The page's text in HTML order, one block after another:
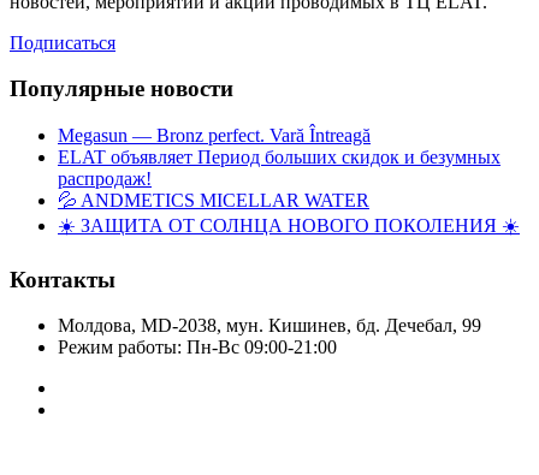
Подписаться
Популярные новости
Megasun — Bronz perfect. Vară Întreagă
ELAT объявляет Период больших скидок и безумных
распродаж!
💦 ANDMETICS MICELLAR WATER
☀️ ЗАЩИТА ОТ СОЛНЦА НОВОГО ПОКОЛЕНИЯ ☀️
Контакты
Молдова, MD-2038, мун. Кишинев, бд. Дечебал, 99
Режим работы: Пн-Вс 09:00-21:00